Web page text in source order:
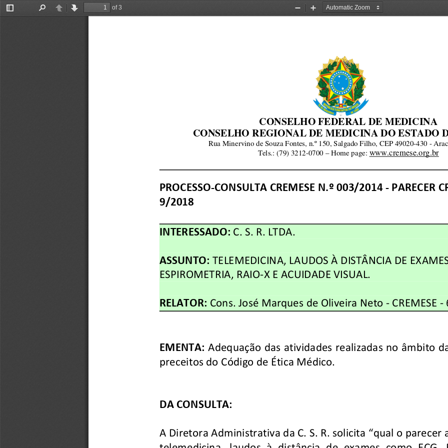
Toggle
PreviousNext
of 3
Zoom
Zoom
CONSELHO FEDERAL DE MEDICINA
CONSELHO REGIONAL DE MEDICINA DO ESTADO
Rua Minervino de Souza Fontes, n.º 150, Salgado Filho, CEP 49020-430 -
Tels.: (79) 3212-0700 – Home page: www.cremese.org.br
PROCESSO-CONSULTA CREMESE N.º 003/2014 - PARECER
9/2018
INTERESSADO: C. S. R. LTDA.
ASSUNTO: TELEMEDICINA, LAUDOS À DISTÂNCIA DE
ESPIROMETRIA, RAIO-X E ACUIDADE VISUAL.
RELATOR: Cons. José Marques de Oliveira Neto - CREMESE -
EMENTA: Adequação das atividades realizadas no âmbito
preceitos do Código de Ética Médico.
DA CONSULTA:
A Diretora Administrativa da C. S. R. solicita “qual o parecer